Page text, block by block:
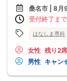
桑名市 | 8月
受付終了ま
はなしま専科
女性 残り2席
男性 キャン